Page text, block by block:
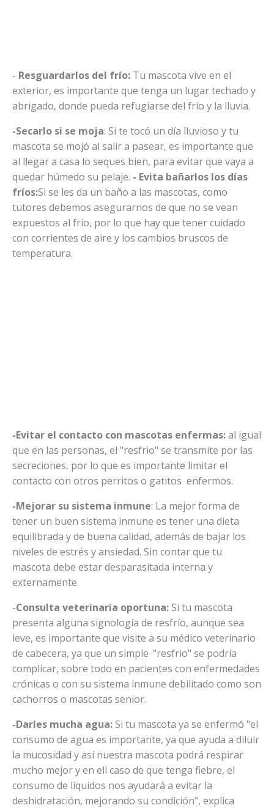
- Resguardarlos del frío: Tu mascota vive en el
exterior, es importante que tenga un lugar techado y
abrigado, donde pueda refugiarse del frío y la lluvia.
-Secarlo si se moja: Si te tocó un día lluvioso y tu
mascota se mojó al salir a pasear, es importante que
al llegar a casa lo seques bien, para evitar que vaya a
quedar húmedo su pelaje. - Evita bañarlos los días
fríos:Si se les da un baño a las mascotas, como
tutores debemos asegurarnos de que no se vean
expuestos al frío, por lo que hay que tener cuidado
con corrientes de aire y los cambios bruscos de
temperatura.
-Evitar el contacto con mascotas enfermas:al igual
que en las personas, el "resfrio" se transmite por las
secreciones, por lo que es importante limitar el
contacto con otros perritos o gatitos enfermos.
-Mejorar su sistema inmune: La mejor forma de
tener un buen sistema inmune es tener una dieta
equilibrada y de buena calidad, además de bajar los
niveles de estrés y ansiedad. Sin contar que tu
mascota debe estar desparasitada interna y
externamente.
-Consulta veterinaria oportuna:Si tu mascota
presenta alguna signología de resfrío, aunque sea
leve, es importante que visite a su médico veterinario
de cabecera, ya que un simple ·"resfrio" se podría
complicar, sobre todo en pacientes con enfermedades
crónicas o con su sistema inmune debilitado como son
cachorros o mascotas senior.
-Darles mucha agua:Si tu mascota ya se enfermó "el
consumo de agua es importante, ya que ayuda a diluir
la mucosidad y así nuestra mascota podrá respirar
mucho mejor y en ell caso de que tenga fiebre, el
consumo de líquidos nos ayudará a evitar la
deshidratación, mejorando su condición", explica